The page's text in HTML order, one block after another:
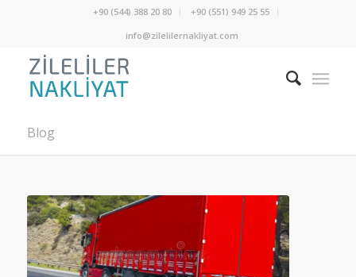
+90 (544) 388 20 80
+90 (551) 949 25 55
info@zilelilernakliyat.com
Blog